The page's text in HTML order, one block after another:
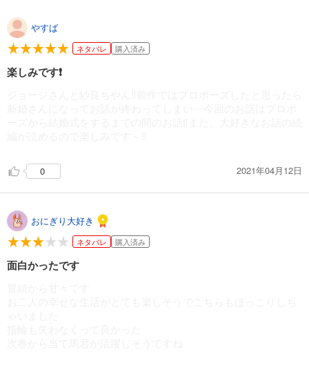
やすば
ネタバレ 購入済み
楽しみです❗
0 2021年04月12日
おにぎり大好き
ネタバレ 購入済み
面白かったです